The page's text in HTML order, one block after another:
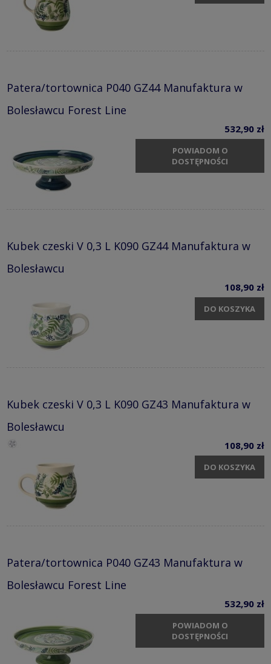
Patera/tortownica P040 GZ44 Manufaktura w
Bolesławcu Forest Line
532,90 zł
POWIADOM O
DOSTĘPNOŚCI
Kubek czeski V 0,3 L K090 GZ44 Manufaktura w
Bolesławcu
108,90 zł
DO KOSZYKA
Kubek czeski V 0,3 L K090 GZ43 Manufaktura w
Bolesławcu
108,90 zł
DO KOSZYKA
Patera/tortownica P040 GZ43 Manufaktura w
Bolesławcu Forest Line
532,90 zł
POWIADOM O
DOSTĘPNOŚCI